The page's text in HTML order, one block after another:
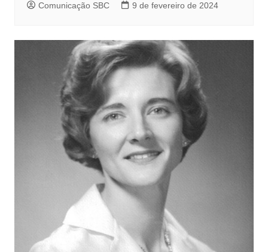
Comunicação SBC 9 de fevereiro de 2024